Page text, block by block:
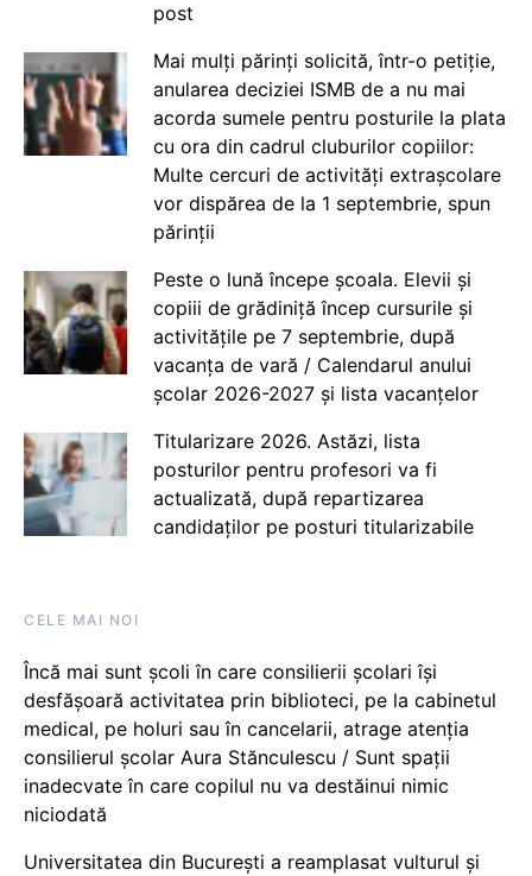
post
Mai mulți părinți solicită, într-o petiție,
anularea deciziei ISMB de a nu mai
acorda sumele pentru posturile la plata
cu ora din cadrul cluburilor copiilor:
Multe cercuri de activități extrașcolare
vor dispărea de la 1 septembrie, spun
părinții
Peste o lună începe școala. Elevii și
copiii de grădiniță încep cursurile și
activitățile pe 7 septembrie, după
vacanța de vară / Calendarul anului
școlar 2026-2027 și lista vacanțelor
Titularizare 2026. Astăzi, lista
posturilor pentru profesori va fi
actualizată, după repartizarea
candidaților pe posturi titularizabile
CELE MAI NOI
Încă mai sunt școli în care consilierii școlari își
desfășoară activitatea prin biblioteci, pe la cabinetul
medical, pe holuri sau în cancelarii, atrage atenția
consilierul școlar Aura Stănculescu / Sunt spații
inadecvate în care copilul nu va destăinui nimic
niciodată
Universitatea din București a reamplasat vulturul și